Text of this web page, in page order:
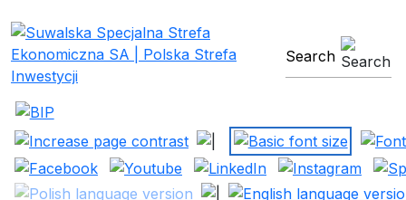
Suwalska Specjalnasearch engine